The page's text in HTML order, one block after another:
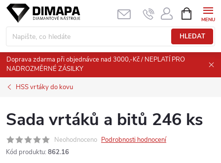
Přejít
obsah
HLEDAT
NÁKUPNÍ
KOŠÍK
Doprava zdarma při objednávce nad 3000,-Kč / NEPLATÍ PRO
NADROZMĚRNÉ ZÁSILKY
HSS vrtáky do kovu
Sada vrtáků a bitů 246 ks
Neohodnoceno Podrobnosti hodnocení
Kód produktu: 862.16